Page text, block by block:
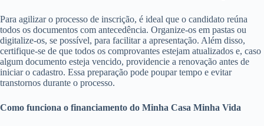
Para agilizar o processo de inscrição, é ideal que o candidato reúna
todos os documentos com antecedência. Organize-os em pastas ou
digitalize-os, se possível, para facilitar a apresentação. Além disso,
certifique-se de que todos os comprovantes estejam atualizados e, caso
algum documento esteja vencido, providencie a renovação antes de
iniciar o cadastro. Essa preparação pode poupar tempo e evitar
transtornos durante o processo.
Como funciona o financiamento do Minha Casa Minha Vida